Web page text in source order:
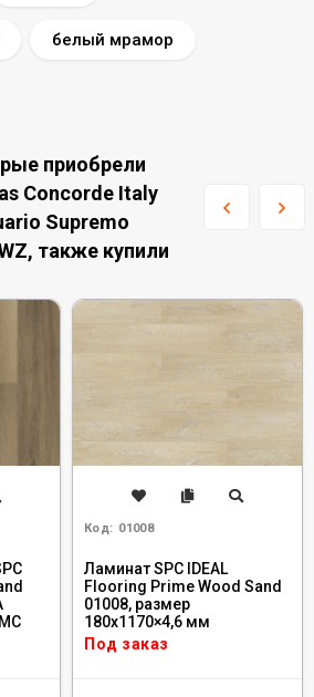
белый мрамор
приобрели
Concorde Italy
Supremo
также купили
Код: 01008
Ламинат SPC IDEAL
Flooring Prime Wood Sand
01008, размер
180x1170×4,6 мм
Под заказ